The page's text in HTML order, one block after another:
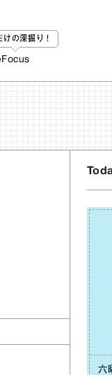
けの深掘り！
Focus
六